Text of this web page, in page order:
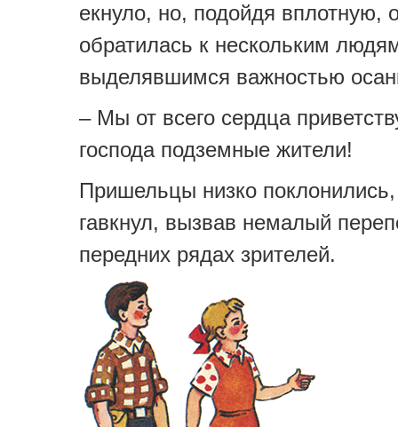
екнуло, но, подойдя вплотную,
обратилась к нескольким
выделявшимся важностью
– Мы от всего сердца
господа подземные жители!
Пришельцы низко
гавкнул, вызвав немалый
передних рядах зрителей.